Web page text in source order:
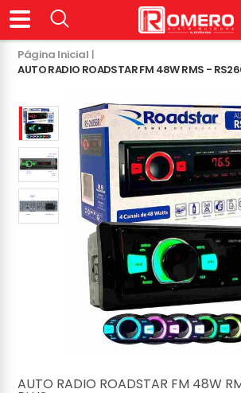
Página Inicial |
AUTO RADIO ROADSTAR FM 48W RMS -
AUTO RADIO ROADSTAR FM 48W